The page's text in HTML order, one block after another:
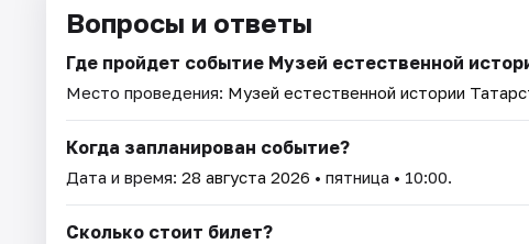
Вопросы и ответы
Где пройдет событие Музей естественной
Место проведения: Музей естественной истории
Когда запланирован событие?
Дата и время: 28 августа 2026 • пятница • 10:00.
Сколько стоит билет?